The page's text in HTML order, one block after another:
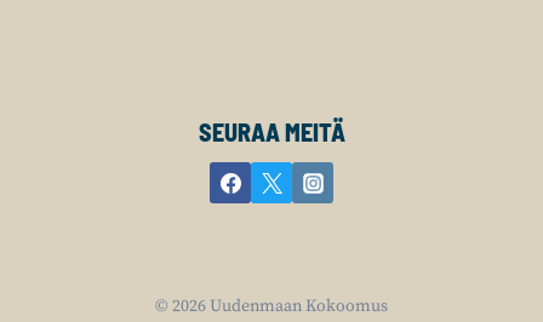
SEURAA MEITÄ
© 2026 Uudenmaan Kokoomus